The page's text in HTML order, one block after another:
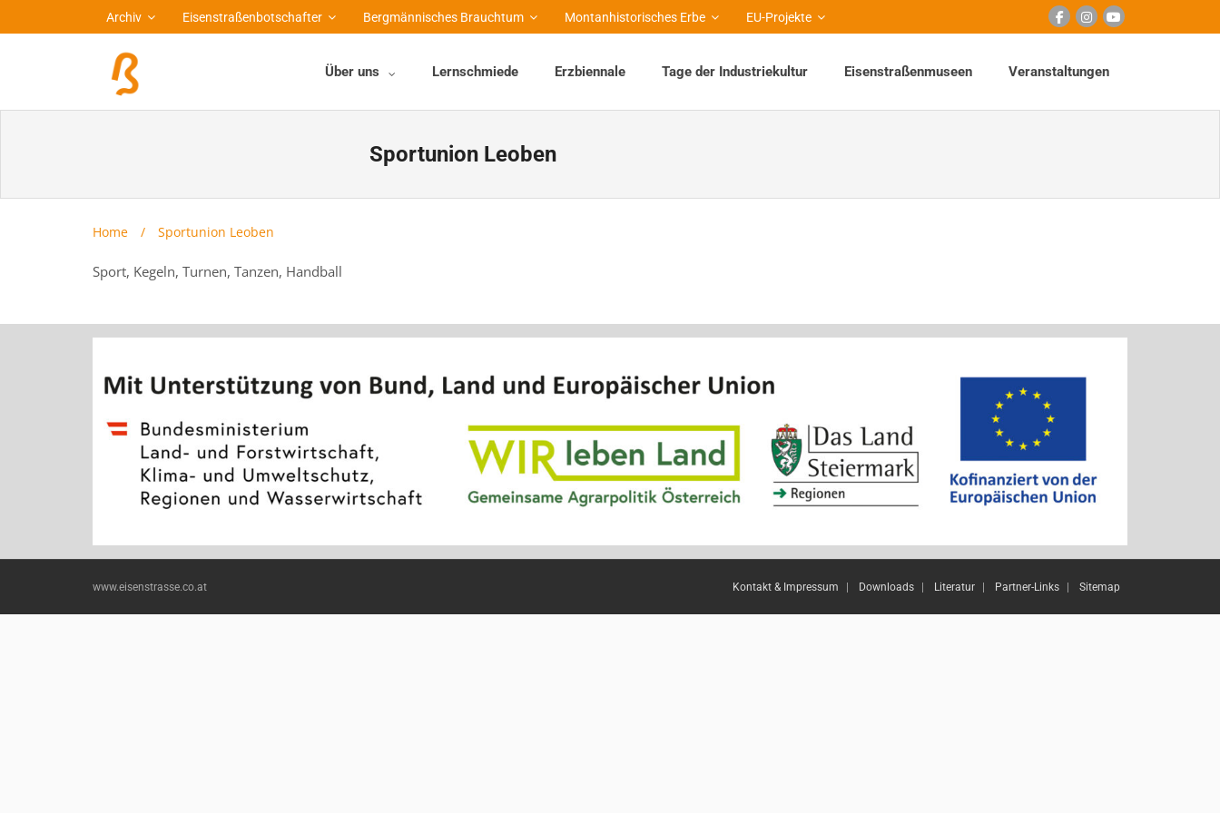
Archiv Eisenstraßenbotschafter Bergmännisches Brauchtum Montanhistorisches Erbe EU-Projekte
Über uns Lernschmiede Erzbiennale Tage der Industriekultur Eisenstraßenmuseen Veranstaltungen
Sportunion Leoben
Home / Sportunion Leoben
Sport, Kegeln, Turnen, Tanzen, Handball
www.eisenstrasse.co.at Kontakt & Impressum Downloads Literatur Partner-Links Sitemap